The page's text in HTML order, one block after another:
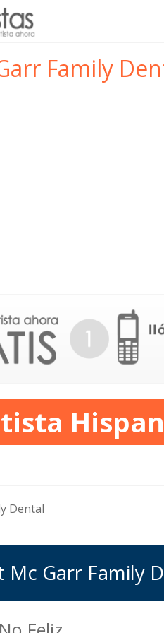
Family
Dental
Mc Garr Family